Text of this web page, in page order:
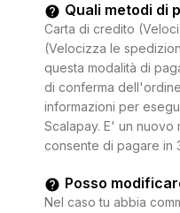
Quali metodi di
Carta di credito
(Velocizza le
questa modalità di
di conferma
informazioni per
Scalapay. E' un
consente di pagare in
Posso
Nel caso tu abbia